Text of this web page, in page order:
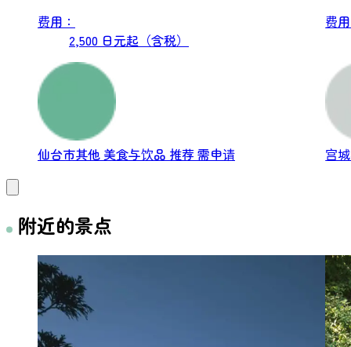
费用：
2,500 日元起（含税）
仙台市其他美食与饮品 推荐 需申请
费
宫
附近的景点